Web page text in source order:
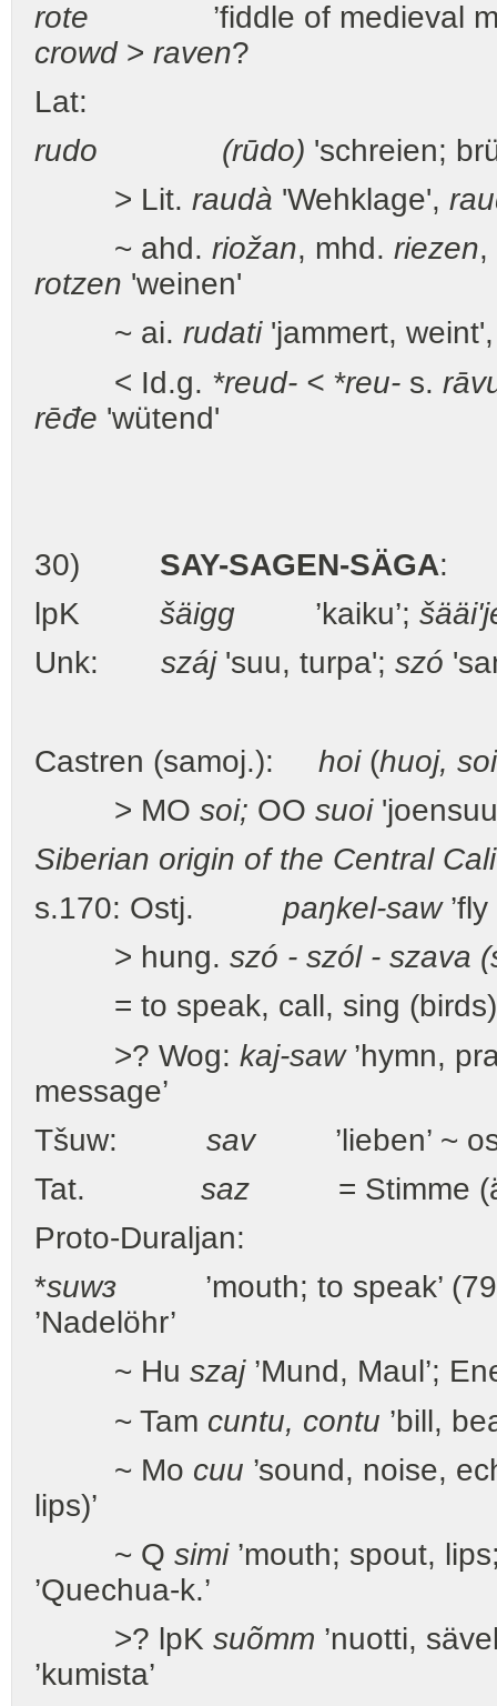
rote ’fiddle of medieval
crowd> raven?
Lat:
rudo (rūdo) 'schreien;
> Lit. raudà 'Wehklage',
~ ahd. riožan, mhd. riezen
rotzen 'weinen'
~ ai. rudati'jammert,
< Id.g. *reud- < *reu- s.
rēđe 'wütend'
30) SAY-SAGEN-SÄGA:
lpK šäigg ’kaiku’;
Unk: száj'suu, turpa'; szó
Castren (samoj.): hoi (huoj,
> MO soi; OO suoi
Siberian origin of the Central
s.170: Ostj. paŋkel-saw’fly
> hung. szó - szól - szava
= to speak, call, sing
>? Wog: kaj-saw’hymn,
message’
Tšuw: sav’lieben’ ~
Tat. saz = Stimme
Proto-Duraljan:
*suwз ’mouth; to speak’
’Nadelöhr’
~ Hu szaj’Mund, Maul’;
~ Tam cuntu, contu ’bill,
~ Mo cuu ’sound, noise,
lips)’
~ Q simi’mouth; spout,
’Quechua-k.’
>? lpK suõmm ’nuotti,
’kumista’